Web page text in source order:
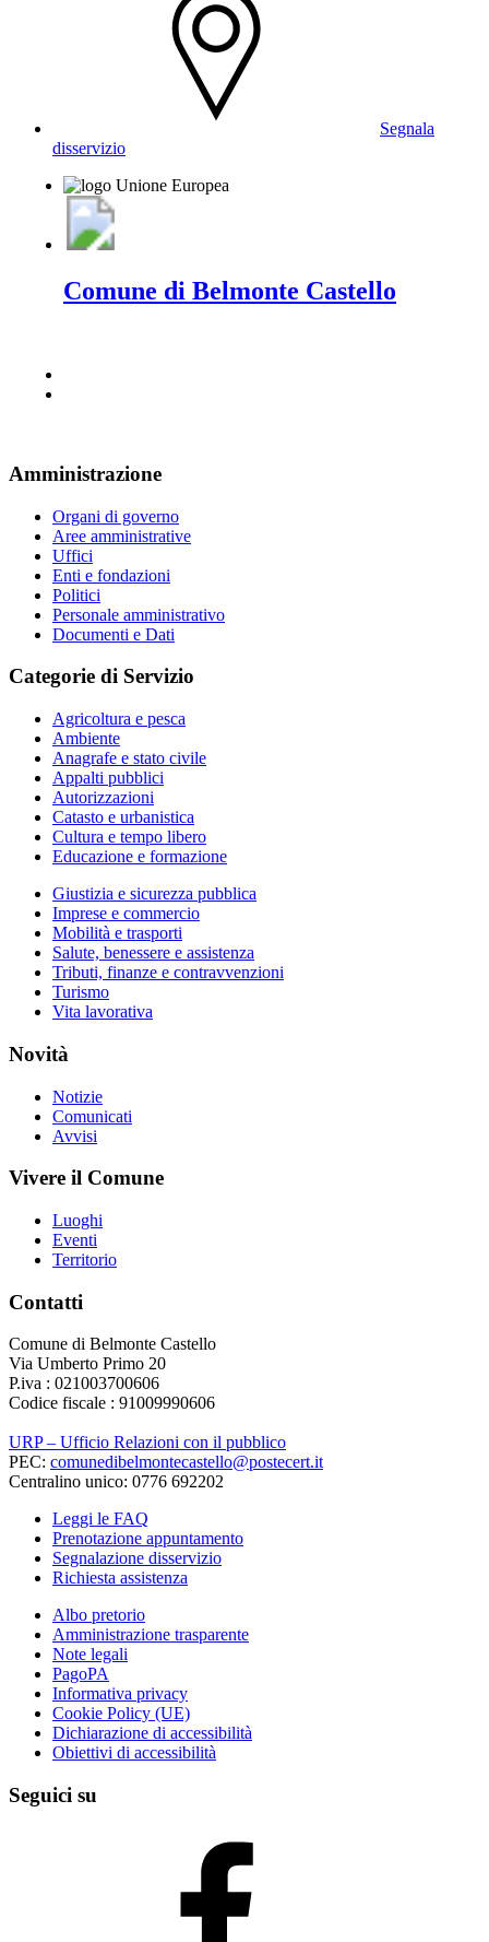
Segnala
disservizio
Comune di Belmonte Castello
Amministrazione
Organi di governo
Aree amministrative
Uffici
Enti e fondazioni
Politici
Personale amministrativo
Documenti e Dati
Categorie di Servizio
Agricoltura e pesca
Ambiente
Anagrafe e stato civile
Appalti pubblici
Autorizzazioni
Catasto e urbanistica
Cultura e tempo libero
Educazione e formazione
Giustizia e sicurezza pubblica
Imprese e commercio
Mobilità e trasporti
Salute, benessere e assistenza
Tributi, finanze e contravvenzioni
Turismo
Vita lavorativa
Novità
Notizie
Comunicati
Avvisi
Vivere il Comune
Luoghi
Eventi
Territorio
Contatti
Comune di Belmonte Castello
Via Umberto Primo 20
P.iva : 021003700606
Codice fiscale : 91009990606
URP – Ufficio Relazioni con il pubblico
PEC: comunedibelmontecastello@postecert.it
Centralino unico: 0776 692202
Leggi le FAQ
Prenotazione appuntamento
Segnalazione disservizio
Richiesta assistenza
Albo pretorio
Amministrazione trasparente
Note legali
PagoPA
Informativa privacy
Cookie Policy (UE)
Dichiarazione di accessibilità
Obiettivi di accessibilità
Seguici su